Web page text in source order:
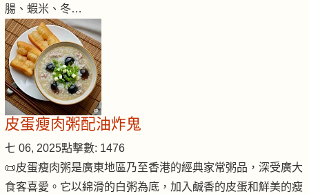
腸、蝦米、冬…
皮蛋瘦肉粥配油炸鬼
七 06, 2025點擊數: 1476
📜皮蛋瘦肉粥是廣東地區乃至香港的經典家常粥品，深受廣大
食客喜愛。它以綿滑的白粥為底，加入鹹香的皮蛋和鮮美的瘦